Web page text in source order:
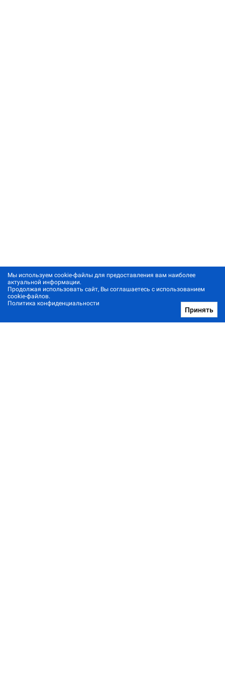
Мы используем cookie-файлы для предоставления вам наиболее
актуальной информации.
Продолжая использовать сайт, Вы соглашаетесь с использованием
cookie-файлов.
Политика конфиденциальности
Принять